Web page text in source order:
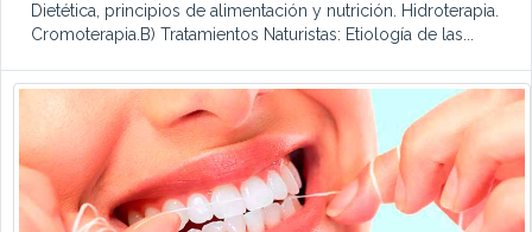
Dietética, principios de alimentación y nutrición. Hidroterapia.
Cromoterapia.B) Tratamientos Naturistas: Etiología de las...